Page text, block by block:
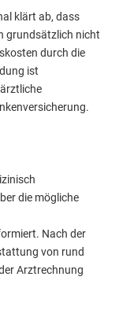
klärt ab, dass
grundsätzlich nicht
durch die
ist
die mögliche
Nach der
von rund
Arztrechnung